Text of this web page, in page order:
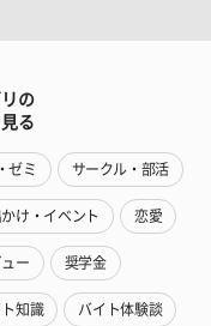
の
る
ゼミ サークル・部活
け・イベント 恋愛
ー 奨学金
知識 バイト体験談